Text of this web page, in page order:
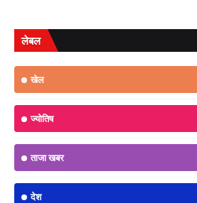
लेबल
खेल
ज्योतिष
ताजा खबर
देश